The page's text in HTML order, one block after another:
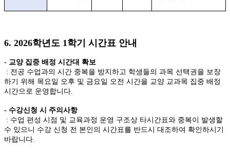
6. 2026학년도 1 학기 시간표 안내
- 교양 집중 배정 시간대 확보
: 전공 수업과의 시간 중복을 방지하고 학생들의 과목 선택권을 보장
하기 위해 목요일 오후 및 금요일 오전 시간을 교양 교과목 집중 배정
시간으로 운영합니다
- 수강신청 시 주의사항
: 수업 편성 시점 및 교육과정 운영 구조상 타시간표와 중복이 발생할
수 있으니 수강 신청 전 본인의 시간표를 반드시 대조하여 확인하시기
바랍니다